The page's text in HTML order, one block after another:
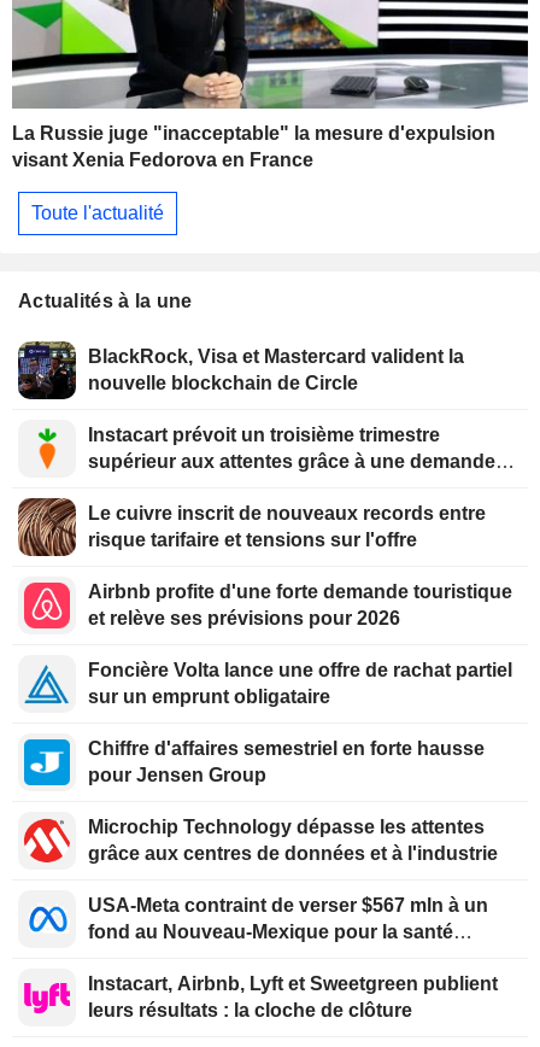
La Russie juge "inacceptable" la mesure d'expulsion
visant Xenia Fedorova en France
Toute l'actualité
Actualités à la une
BlackRock, Visa et Mastercard valident la
nouvelle blockchain de Circle
Instacart prévoit un troisième trimestre
supérieur aux attentes grâce à une demande
Le cuivre inscrit de nouveaux records entre
risque tarifaire et tensions sur l'offre
Airbnb profite d'une forte demande touristique
et relève ses prévisions pour 2026
Foncière Volta lance une offre de rachat partiel
sur un emprunt obligataire
Chiffre d'affaires semestriel en forte hausse
pour Jensen Group
Microchip Technology dépasse les attentes
grâce aux centres de données et à l'industrie
USA-Meta contraint de verser $567 mln à un
fond au Nouveau-Mexique pour la santé
Instacart, Airbnb, Lyft et Sweetgreen publient
leurs résultats : la cloche de clôture